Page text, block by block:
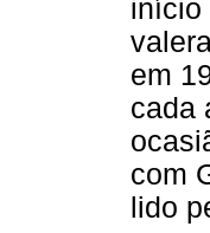
início
em
cada
com
lido